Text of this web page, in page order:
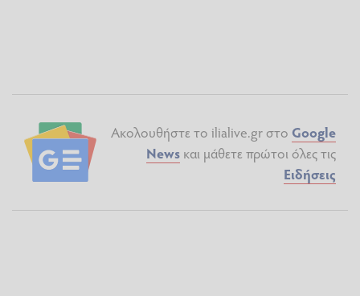
Ακολουθήστε το ilialive.gr στο Google
News και μάθετε πρώτοι όλες τις
Ειδήσεις